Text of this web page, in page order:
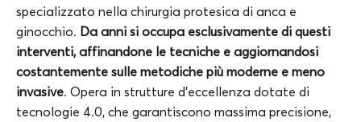
specializzato nella chirurgia protesica di anca e
ginocchio. Da anni si occupa esclusivamente di questi
interventi, affinandone le tecniche e aggiornandosi
costantemente sulle metodiche più moderne e meno
invasive. Opera in strutture d’eccellenza dotate di
tecnologie 4.0, che garantiscono massima precisione,